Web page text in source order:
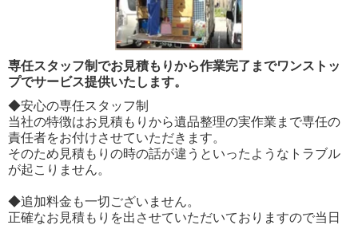
専任スタッフ制でお見積もりから作業完了までワンストッ
プでサービス提供いたします。
◆安心の専任スタッフ制
当社の特徴はお見積もりから遺品整理の実作業まで専任の
責任者をお付けさせていただきます。
そのため見積もりの時の話が違うといったようなトラブル
が起こりません。
◆追加料金も一切ございません。
正確なお見積もりを出させていただいておりますので当日